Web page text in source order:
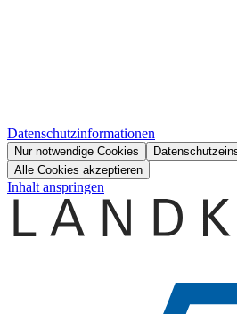
Datenschutzinformationen
Nur notwendige Cookies
Alle Cookies akzeptieren
Inhalt anspringen